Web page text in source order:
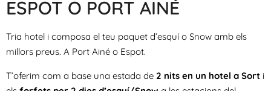
ESPOT O PORT AINÉ
Tria hotel i composa el teu paquet d’esquí o Snow amb els
millors preus. A Port Ainé o Espot.
T’oferim com a base una estada de 2 nits en un hotel a Sort i